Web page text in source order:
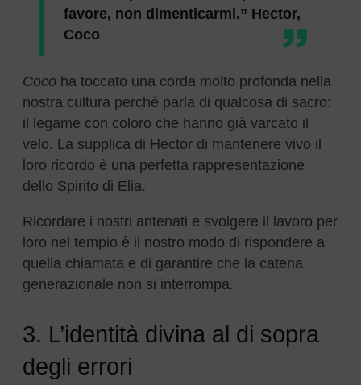
favore, non dimenticarmi.” Hector,
Coco
Coco ha toccato una corda molto profonda nella
nostra cultura perché parla di qualcosa di sacro:
il legame con coloro che hanno già varcato il
velo. La supplica di Hector di mantenere vivo il
loro ricordo è una perfetta rappresentazione
dello Spirito di Elia.
Ricordare i nostri antenati e svolgere il lavoro per
loro nel tempio è il nostro modo di rispondere a
quella chiamata e di garantire che la catena
generazionale non si interrompa.
3. L’identità divina al di sopra
degli errori